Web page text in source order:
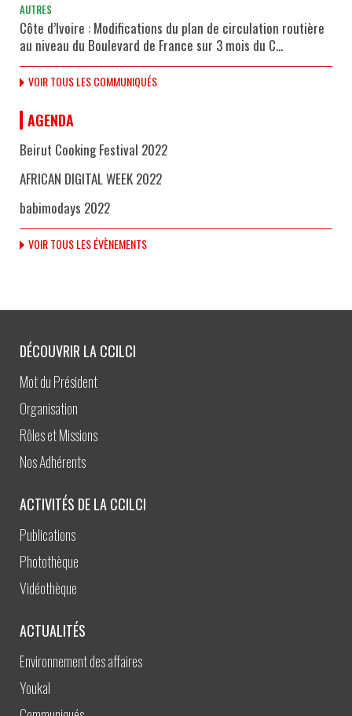
AUTRES
Côte d’Ivoire : Modifications du plan de circulation routière
au niveau du Boulevard de France sur 3 mois du C...
VOIR TOUS LES COMMUNIQUÉS
AGENDA
Beirut Cooking Festival 2022
AFRICAN DIGITAL WEEK 2022
babimodays 2022
VOIR TOUS LES ÉVÈNEMENTS
DÉCOUVRIR LA CCILCI
Mot du Président
Organisation
Rôles et Missions
Nos Adhérents
ACTIVITÉS DE LA CCILCI
Publications
Photothèque
Vidéothèque
ACTUALITÉS
Environnement des affaires
Youkal